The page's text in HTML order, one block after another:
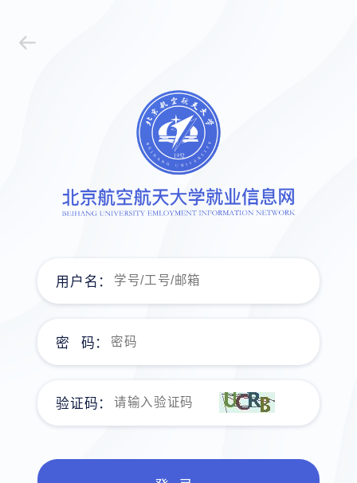
用户名：
密 码：
验证码：